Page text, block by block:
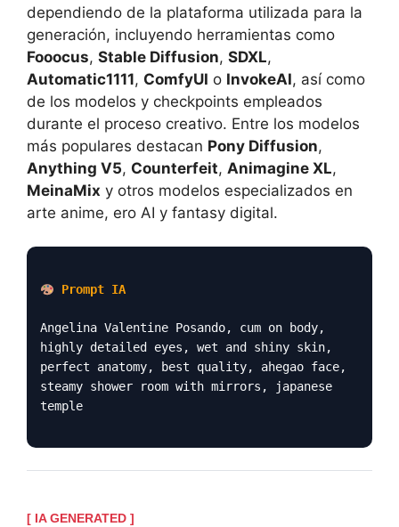
dependiendo de la plataforma utilizada para la
generación, incluyendo herramientas como
Fooocus, Stable Diffusion, SDXL,
Automatic1111, ComfyUI o InvokeAI, así como
de los modelos y checkpoints empleados
durante el proceso creativo. Entre los modelos
más populares destacan Pony Diffusion,
Anything V5, Counterfeit, Animagine XL,
MeinaMix y otros modelos especializados en
arte anime, ero AI y fantasy digital.
Prompt IA
Angelina Valentine Posando, cum on body,
highly detailed eyes, wet and shiny skin,
perfect anatomy, best quality, ahegao face,
steamy shower room with mirrors, japanese
temple
[ IA GENERATED ]